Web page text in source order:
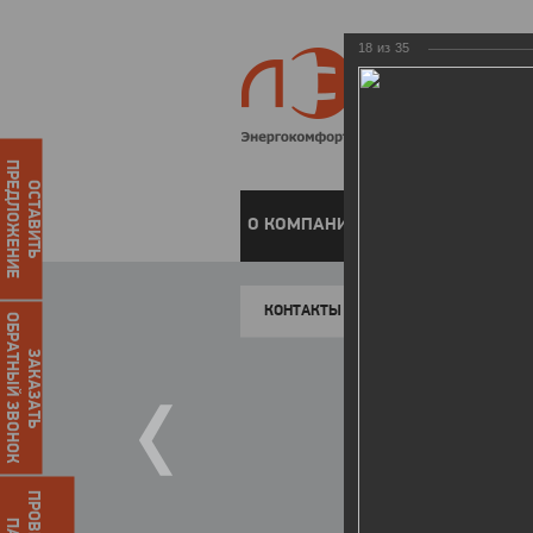
О КОМПАНИИ
КОНТАКТЫ
ОСТАВИТЬ
ПРЕДЛОЖЕНИЕ
ЗАКАЗАТЬ
ОБРАТНЫЙ ЗВОНОК
18 из 35